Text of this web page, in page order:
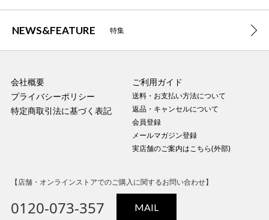
NEWS&FEATURE 特集
会社概要
プライバシーポリシー
特定商取引法に基づく表記
ご利用ガイド
送料・お支払い方法について
返品・キャンセルについて
会員登録
メールマガジン登録
実店舗のご案内はこちら(外部)
【店舗・オンラインストアでのご購入に関するお問い合わせ】
0120-073-357 MAIL